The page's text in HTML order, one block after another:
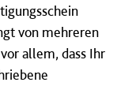
von mehreren
allem, dass Ihr